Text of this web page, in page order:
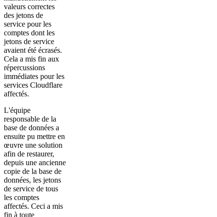
valeurs correctes
des jetons de
service pour les
comptes dont les
jetons de service
avaient été écrasés.
Cela a mis fin aux
répercussions
immédiates pour les
services Cloudflare
affectés.
L'équipe
responsable de la
base de données a
ensuite pu mettre en
œuvre une solution
afin de restaurer,
depuis une ancienne
copie de la base de
données, les jetons
de service de tous
les comptes
affectés. Ceci a mis
fin à toute